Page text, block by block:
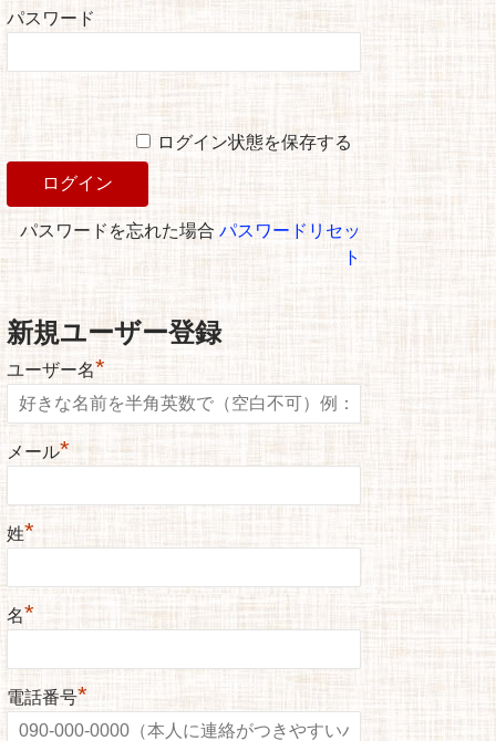
パスワード
ログイン状態を保存する
パスワードを忘れた場合パスワードリセッ
ト
新規ユーザー登録
ユーザー名*
メール*
姓*
名*
電話番号*